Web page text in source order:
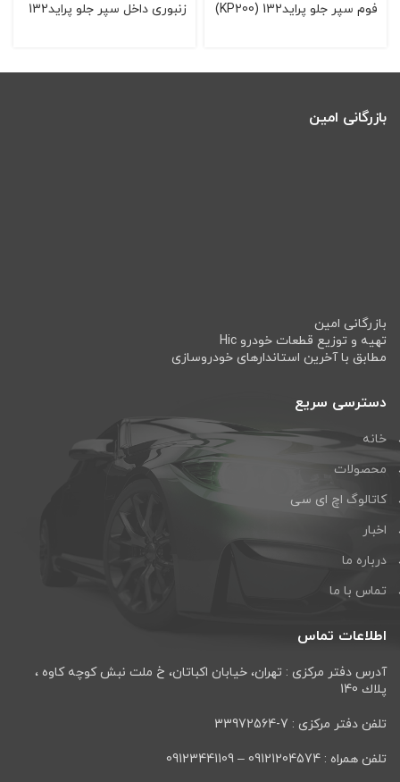
فوم سپر جلو پراید132 (KP200) زنبوری داخل سپر جلو پراید132
بازرگانی امین
بازرگانی امین
تهیه و توزیع قطعات خودرو Hic
مطابق با آخرین استاندارهای خودروسازی
دسترسی سریع
خانه
محصولات
کاتالوگ اچ ای سی
اخبار
درباره ما
تماس با ما
اطلاعات تماس
آدرس دفتر مرکزی : تهران، خيابان اكباتان، خ ملت نبش كوچه كاوه ،
پلاك 140
تلفن دفتر مرکزی : 7-33972564
تلفن همراه : 09121204574 – 09123441109